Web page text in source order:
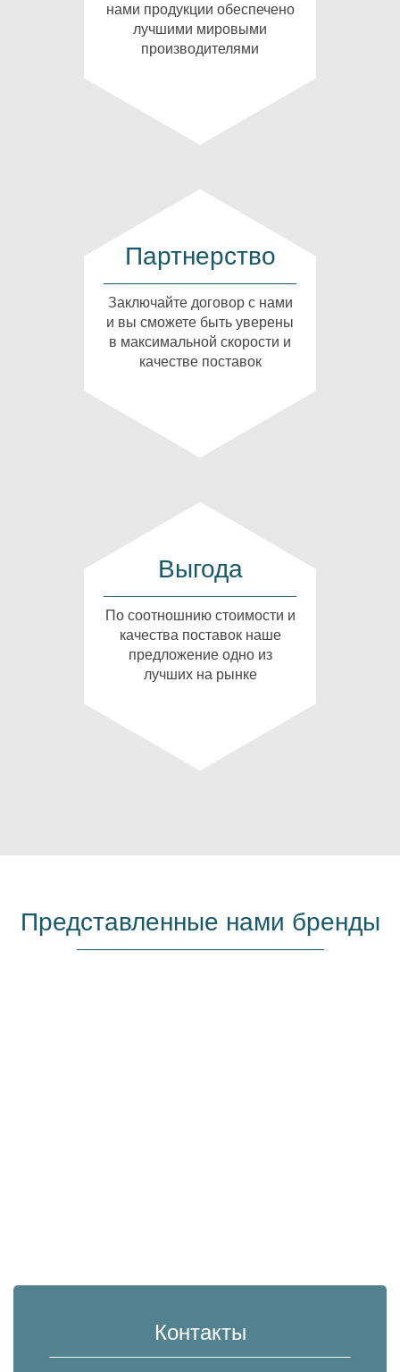
нами продукции обеспечено
лучшими мировыми
производителями
Партнерство
Заключайте договор с нами
и вы сможете быть уверены
в максимальной скорости и
качестве поставок
Выгода
По соотношнию стоимости и
качества поставок наше
предложение одно из
лучших на рынке
Представленные нами бренды
Контакты